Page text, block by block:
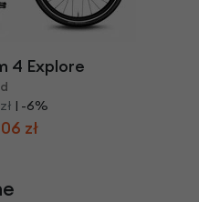
4 Explore
| -6%
zł